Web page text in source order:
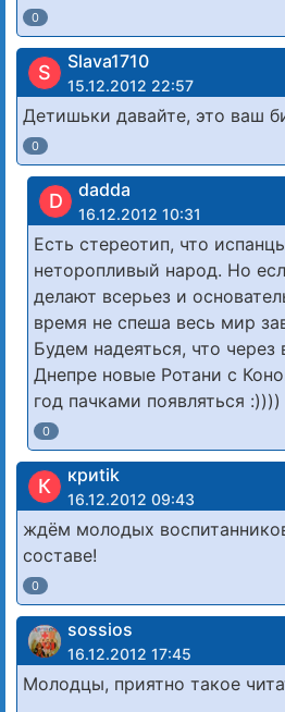
0
S Slava1710
15.12.2012 22:57
Детишьки давайте, это ваш
0
D dadda
16.12.2012 10:31
Есть стереотип, что
неторопливый народ. Но
делают всерьез и
время не спеша весь мир
Будем надеяться, что через
Днепре новые Ротани с
год пачками появляться :))))
0
К криtik
16.12.2012 09:43
ждём молодых
составе!
0
sossios
16.12.2012 17:45
Молодцы, приятно такое